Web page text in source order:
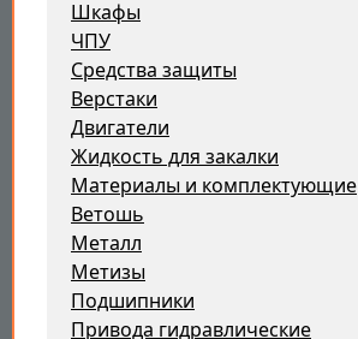
Шкафы
ЧПУ
Средства защиты
Верстаки
Двигатели
Жидкость для закалки
Материалы и комплектующие
Ветошь
Металл
Метизы
Подшипники
Привода гидравлические